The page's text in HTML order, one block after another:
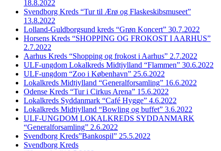
18.8.2022
Svendborg Kreds “Tur til Ærø og Flaskeskibsmuseet”
13.8.2022
Lolland-Guldborgsund kreds “Grøn Koncert” 30.7.2022
Horsens Kreds “SHOPPING OG FROKOST I AARHUS”
2.7.2022
Aarhus Kreds “Shopping og frokost i Aarhus” 2.7.2022
ULF-ungdom Lokalkreds Midtjylland “Flammen” 30.6.2022
ULF-ungdom “Zoo i København” 25.6.2022
Lokalkreds Midtjylland “Generalforsamling” 16.6.2022
Odense Kreds “Tur i Cirkus Arena” 15.6.2022
Lokalkreds Syddanmark “Café Hygge” 4.6.2022
Lokalkreds Midtjylland “Bowling og buffet” 3.6.2022
ULF-UNGDOM LOKALKREDS SYDDANMARK
“Generalforsamling” 2.6.2022
Svendborg Kreds”Bankospil” 25.5.2022
Svendborg Kreds